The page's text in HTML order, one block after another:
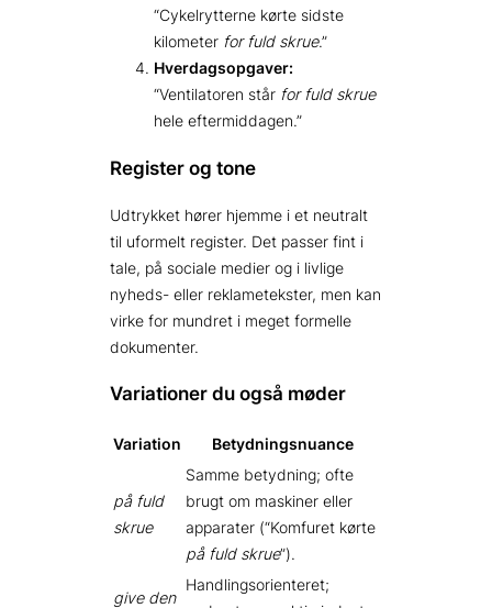
“Cykelrytterne kørte sidste
kilometer for fuld skrue.”
Hverdagsopgaver:
“Ventilatoren står for fuld skrue
hele eftermiddagen.”
Register og tone
Udtrykket hører hjemme i et neutralt
til uformelt register. Det passer fint i
tale, på sociale medier og i livlige
nyheds- eller reklametekster, men kan
virke for mundret i meget formelle
dokumenter.
Variationer du også møder
Variation Betydnings­nuance
på fuld
skrue
Samme betydning; ofte
brugt om maskiner eller
apparater (“Komfuret kørte
på fuld skrue”).
give den
Handlingsorienteret;